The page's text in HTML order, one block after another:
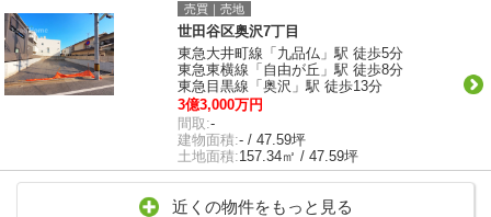
売買｜売地
世田谷区奥沢7丁目
東急大井町線「九品仏」駅 徒歩5分
東急東横線「自由が丘」駅 徒歩8分
東急目黒線「奥沢」駅 徒歩13分
3億3,000万円
間取:-
建物面積:- / 47.59坪
土地面積:157.34㎡ / 47.59坪
近くの物件をもっと見る